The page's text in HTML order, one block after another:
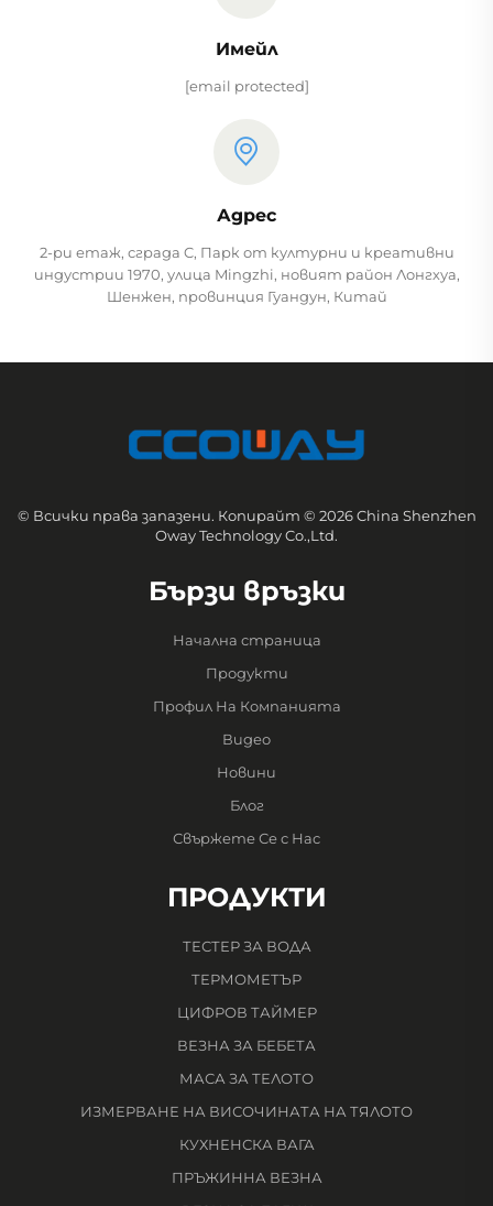
Имейл
[email protected]
Адрес
2-ри етаж, сграда C, Парк от културни и креативни
индустрии 1970, улица Mingzhi, новият район Лонгхуа,
Шенжен, провинция Гуандун, Китай
© Всички права запазени. Копирайт © 2026 China Shenzhen
Oway Technology Co.,Ltd.
Бързи връзки
Начална страница
Продукти
Профил На Компанията
Видео
Новини
Блог
Свържете Се с Нас
ПРОДУКТИ
ТЕСТЕР ЗА ВОДА
ТЕРМОМЕТЪР
ЦИФРОВ ТАЙМЕР
ВЕЗНА ЗА БЕБЕТА
МАСА ЗА ТЕЛОТО
ИЗМЕРВАНЕ НА ВИСОЧИНАТА НА ТЯЛОТО
КУХНЕНСКА ВАГА
ПРЪЖИННА ВЕЗНА